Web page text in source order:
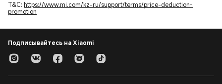
T&C: https://www.mi.com/kz-ru/support/terms/price-deduction-
promotion
Подписывайтесь на Xiaomi